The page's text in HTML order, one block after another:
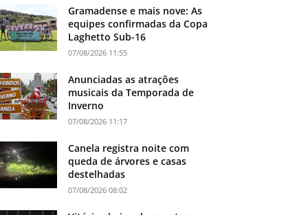
Gramadense e mais nove: As
equipes confirmadas da Copa
Laghetto Sub-16
07/08/2026 11:55
Anunciadas as atrações
musicais da Temporada de
Inverno
07/08/2026 11:17
Canela registra noite com
queda de árvores e casas
destelhadas
07/08/2026 08:02